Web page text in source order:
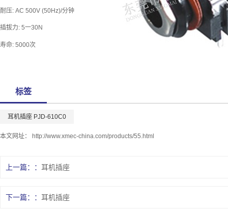
耐压: AC 500V (50Hz)/分钟
插拔力: 5一30N
寿命: 5000次
标签
耳机插座 PJD-610C0
本文网址： http://www.xmec-china.com/products/55.html
上一篇： 耳机插座
下一篇： 耳机插座